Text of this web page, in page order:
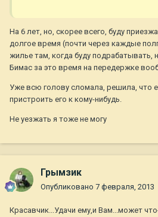
На 6 лет, но, скорее всего, буду
долгое время (почти через каждые
жилье там, когда буду подрабатывать,
Бимас за это время на передержке
Уже всю голову сломала, решила, что
пристроить его к кому-нибудь.
Не уезжать я тоже не могу
Грымзик
Опубликовано 7 февраля, 2013
Красавчик...Удачи ему,и Вам...может